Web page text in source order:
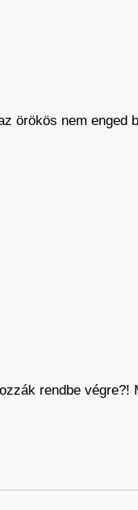
örökös nem
rendbe végre?!